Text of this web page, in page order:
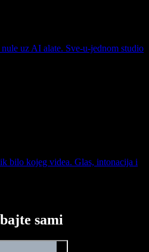
uz AI alate. Sve-u-jednom studio
bilo kojeg videa. Glas, intonacija i
sami